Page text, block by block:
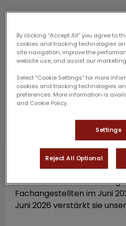
Jessica KickTFA
Jessica hat ihre Ausbildung
Fachangestellten im Juni
Juni 2026 verstärkt sie
By clicking “Accept All” you agree to
cookies and tracking technologies
site navigation, improve the
website use, and assist our
Select “Cookie Settings” for more
cookies and tracking technologies
preferences. More information is
and Cookie Policy.
Settings
Reject All Optional